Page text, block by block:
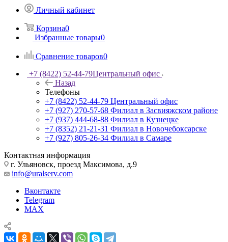
Личный кабинет
Корзина0
Избранные товары0
Сравнение товаров0
+7 (8422) 52-44-79Центральный офис
Назад
Телефоны
+7 (8422) 52-44-79 Центральный офис
+7 (927) 270-57-68 Филиал в Засвияжском районе
+7 (937) 444-68-88 Филиал в Кузнецке
+7 (8352) 21-21-31 Филиал в Новочебоксарске
+7 (927) 805-26-34 Филиал в Самаре
Контактная информация
г. Ульяновск, проезд Максимова, д.9
info@uralserv.com
Вконтакте
Telegram
MAX